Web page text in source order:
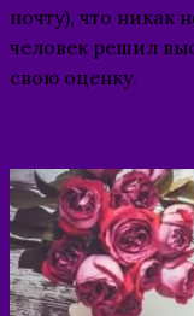
почту), что никак
человек решил
свою оценку.